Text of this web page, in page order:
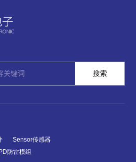
Sensor传感器
防雷模组